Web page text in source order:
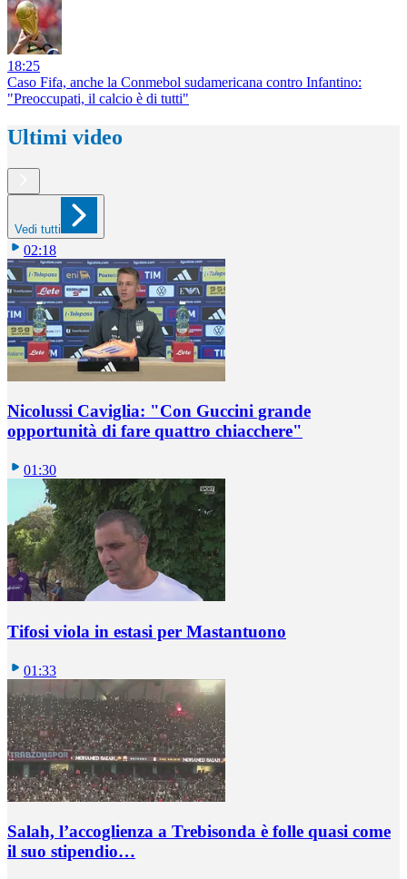
18:25
Caso Fifa, anche la Conmebol sudamericana contro Infantino:
"Preoccupati, il calcio è di tutti"
Ultimi video
Vedi tutti
02:18
Nicolussi Caviglia: "Con Guccini grande
opportunità di fare quattro chiacchere"
01:30
Tifosi viola in estasi per Mastantuono
01:33
Salah, l’accoglienza a Trebisonda è folle quasi come
il suo stipendio…